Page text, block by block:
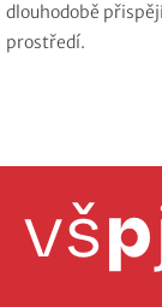
dlouhodobě
prostředí.